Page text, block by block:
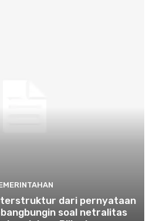
dari pernyataan
soal netralitas